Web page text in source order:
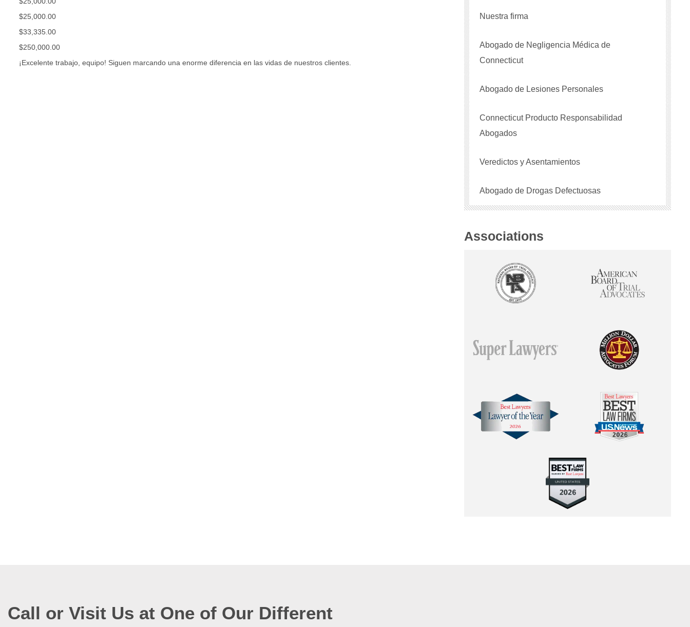
$25,000.00
$33,335.00
$250,000.00
¡Excelente trabajo, equipo! Siguen marcando una enorme diferencia en las vidas de nuestros clientes.
Nuestra firma
Abogado de Negligencia Médica de
Connecticut
Abogado de Lesiones Personales
Connecticut Producto Responsabilidad
Abogados
Veredictos y Asentamientos
Abogado de Drogas Defectuosas
Associations
Call or Visit Us at One of Our Different